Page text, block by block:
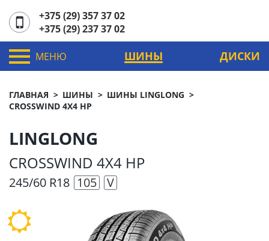
+375 (29) 357 37 02
+375 (29) 237 37 02
МЕНЮ ШИНЫ ДИСКИ
ГЛАВНАЯ ШИНЫ
ШИНЫ LINGLONG
CROSSWIND 4X4 HP
LINGLONG
CROSSWIND 4X4 HP
245/60 R18 105 V